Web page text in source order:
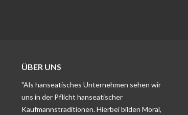
ÜBER UNS
"Als hanseatisches Unternehmen sehen wir
uns in der Pflicht hanseatischer
Kaufmannstraditionen. Hierbei bilden Moral,